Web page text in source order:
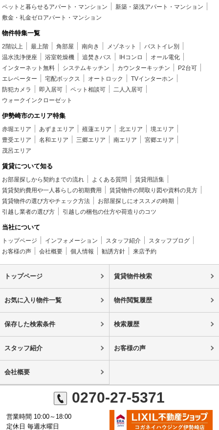
ペットと暮らせるアパート・マンション
新築・築浅アパート・マンション
敷金・礼金ゼロアパート・マンション
物件特集一覧
2階以上 最上階 角部屋 南向き メゾネット
バストイレ別
温水洗浄便座
浴室乾燥機 追焚きバス IHコンロ
オール電化
インターネット無料
システムキッチン カウンターキッチン
P2台可
エレベーター
宅配ボックス オートロック
TVインターホン
防犯カメラ
即入居可 ペット相談可
二人入居可
ウォークインクローゼット
伊勢崎市のエリア特集
赤堀エリア あずまエリア 殖蓮エリア 北エリア
境エリア
豊受エリア
名和エリア 三郷エリア 南エリア
宮郷エリア
茂呂エリア
賃貸について知る
お部屋探しから契約までの流れ よくある質問
賃貸用語集
賃貸契約費用や一人暮らしの初期費用
賃貸物件の間取り図や資料の見方
賃貸物件の選び方やチェック方法
お部屋探しにオススメの時期
引越し業者の選び方
引越しの梱包の仕方や荷造りのコツ
当社について
トップページ インフォメーション スタッフ紹介
スタッフブログ
お客様の声
会社概要 個人情報 勧誘方針 来店予約
トップページ 賃貸物件検索
お気に入り物件一覧 物件閲覧履歴
保存した検索条件 検索履歴
スタッフ紹介 お客様の声
会社概要
0270-27-5371
営業時間 10:00～18:00
定休日 毎週水曜日